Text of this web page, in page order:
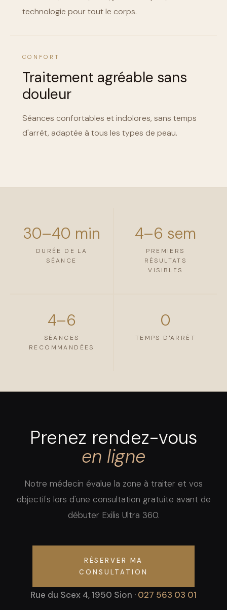
technologie pour tout le corps.
CONFORT
Traitement agréable sans
douleur
Séances confortables et indolores, sans temps
d'arrêt, adaptée à tous les types de peau.
30–40 min
DURÉE DE LA
SÉANCE
4–6 sem
PREMIERS
RÉSULTATS
VISIBLES
4–6
SÉANCES
RECOMMANDÉES
0
TEMPS D'ARRÊT
Prenez rendez-vous
en ligne
Notre médecin évalue la zone à traiter et vos
objectifs lors d'une consultation gratuite avant de
débuter Exilis Ultra 360.
RÉSERVER MA
CONSULTATION
Rue du Scex 4, 1950 Sion · 027 563 03 01